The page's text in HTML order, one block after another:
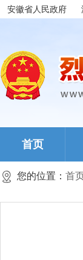
安徽省人民政府
首页
您的位置： 首